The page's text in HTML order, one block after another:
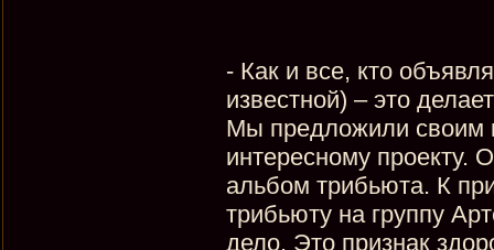
- Как и все, кто
известной) – это
Мы предложили своим
интересному проекту.
альбом трибьюта. К
трибьюту на группу
дело. Это признак